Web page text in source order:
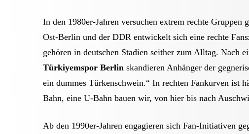
In den 1980er-Jahren versuchen extrem rechte
Ost-Berlin und der DDR entwickelt sich eine rechte
gehören in deutschen Stadien seither zum Alltag. Nach
Türkiyemspor Berlin skandieren Anhänger der
ein dummes Türkenschwein.“ In rechten Fankurven ist
Bahn, eine U-Bahn bauen wir, von hier bis nach
Ab den 1990er-Jahren engagieren sich Fan-Initiativen